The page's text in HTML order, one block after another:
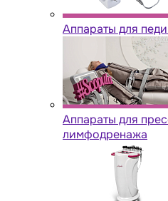
Аппараты для
Аппараты для
лимфодренажа